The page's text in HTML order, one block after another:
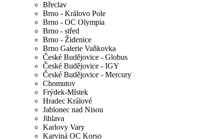
Břeclav
Brno - Královo Pole
Brno - OC Olympia
Brno - střed
Brno - Židenice
Brno Galerie Vaňkovka
České Budějovice - Globus
České Budějovice - IGY
České Budějovice - Mercury
Chomutov
Frýdek-Místek
Hradec Králové
Jablonec nad Nisou
Jihlava
Karlovy Vary
Karviná OC Korso